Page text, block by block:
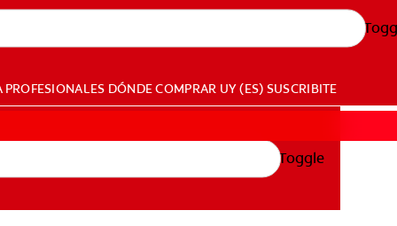
PROFESIONALES DÓNDE COMPRAR UY (ES) SUSCRIBITE
Toggle